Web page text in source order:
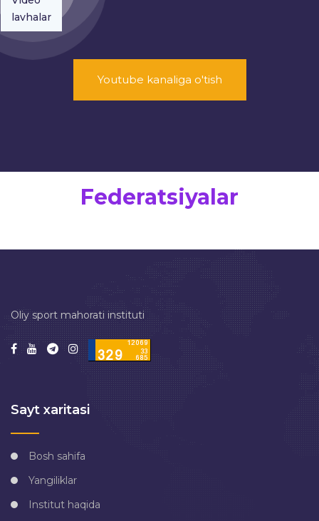
lavhalar
Youtube kanaliga o'tish
Federatsiyalar
Oliy sport mahorati instituti
Sayt xaritasi
Bosh sahifa
Yangiliklar
Institut haqida